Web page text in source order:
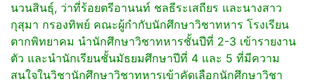
นวนสินธุ์, ว่าที่ร้อยตรีอานนท์ ชลธีระเสถียร และนางสาว
กุสุมา กรองทิพย์ คณะผู้กำกับนักศึกษาวิชาทหาร โรงเรียน
ตากพิทยาคม นำนักศึกษาวิชาทหารชั้นปีที่ 2-3 เข้ารายงาน
ตัว และนำนักเรียนชั้นมัธยมศึกษาปีที่ 4 และ 5 ที่มีความ
สนใจในวิชานักศึกษาวิชาทหารเข้าคัดเลือกนักศึกษาวิชา